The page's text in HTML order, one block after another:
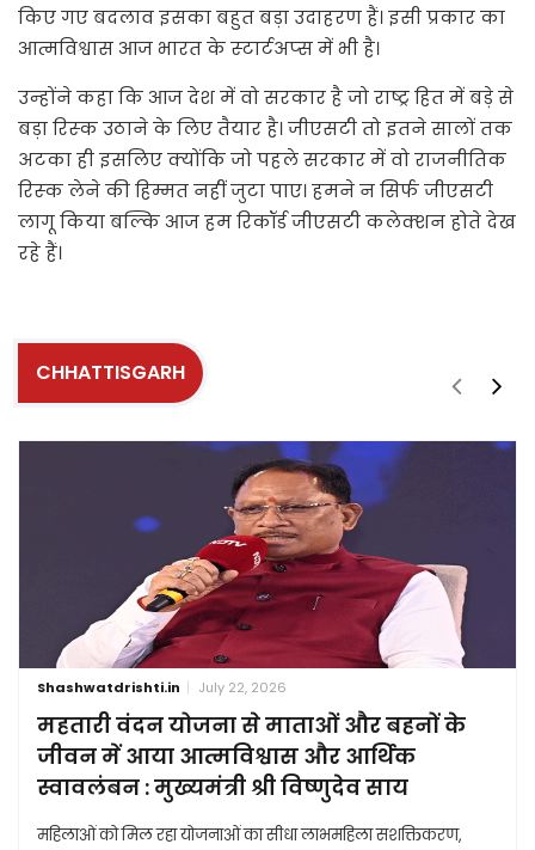
किए गए बदलाव इसका बहुत बड़ा उदाहरण हैं। इसी प्रकार का
आत्मविश्वास आज भारत के स्‍टार्टअप्‍स में भी है।
उन्‍होंने कहा कि आज देश में वो सरकार है जो राष्ट्र हित में बड़े से
बड़ा रिस्‍क उठाने के लिए तैयार है। जीएसटी तो इतने सालों तक
अटका ही इसलिए क्योंकि जो पहले सरकार में वो राजनीतिक
रिस्‍क लेने की हिम्मत नहीं जुटा पाए। हमने न सिर्फ जीएसटी
लागू किया बल्कि आज हम रिकॉर्ड जीएसटी कलेक्‍शन होते देख
रहे हैं।
CHHATTISGARH
Shashwatdrishti.in July 22, 2026
महतारी वंदन योजना से माताओं और बहनों के
जीवन में आया आत्मविश्वास और आर्थिक
स्वावलंबन : मुख्यमंत्री श्री विष्णुदेव साय
महिलाओं को मिल रहा योजनाओं का सीधा लाभमहिला सशक्तिकरण,